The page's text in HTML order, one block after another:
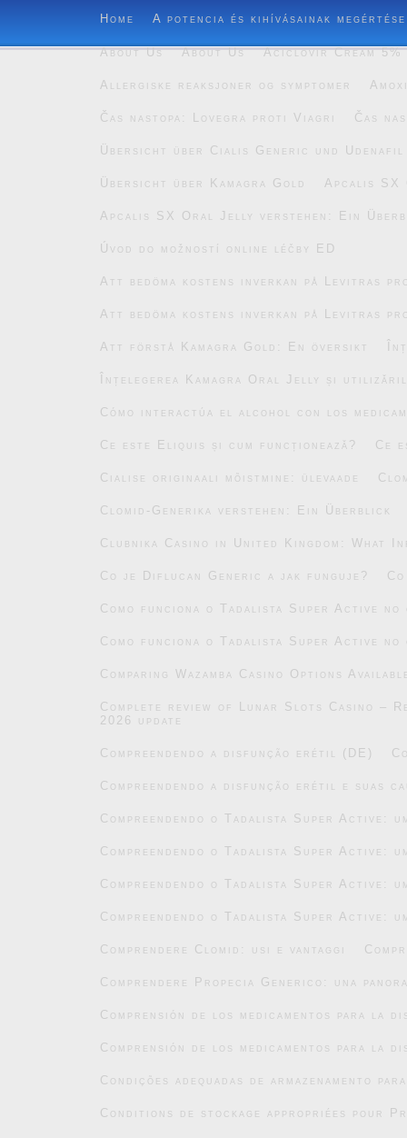
Home A potencia és kihívásainak megértése
About Us About Us Aciclovir Cream 5%
Allergiske reaksjoner og symptomer
Čas nastopa: Lovegra proti Viagri Čas
Übersicht über Cialis Generic und Udenafil
Übersicht über Kamagra Gold Apcalis
Apcalis SX Oral Jelly verstehen: Ein
Úvod do možností online léčby ED
Att bedöma kostens inverkan på Levitras
Att bedöma kostens inverkan på Levitras
Att förstå Kamagra Gold: En översikt
Înțelegerea Kamagra Oral Jelly și
Cómo interactúa el alcohol con los
Ce este Eliquis și cum funcționează? Ce
Cialise originaali mõistmine: ülevaade
Clomid-Generika verstehen: Ein Überblick
Clubnika Casino in United Kingdom: What
Co je Diflucan Generic a jak funguje?
Como funciona o Tadalista Super Active no
Como funciona o Tadalista Super Active no
Comparing Wazamba Casino Options
Complete review of Lunar Slots Casino –
2026 update
Compreendendo a disfunção erétil (DE)
Compreendendo a disfunção erétil e suas
Compreendendo o Tadalista Super Active:
Compreendendo o Tadalista Super Active:
Compreendendo o Tadalista Super Active:
Compreendendo o Tadalista Super Active:
Comprendere Clomid: usi e vantaggi
Comprendere Propecia Generico: una
Comprensión de los medicamentos para la
Comprensión de los medicamentos para la
Condições adequadas de armazenamento
Conditions de stockage appropriées pour